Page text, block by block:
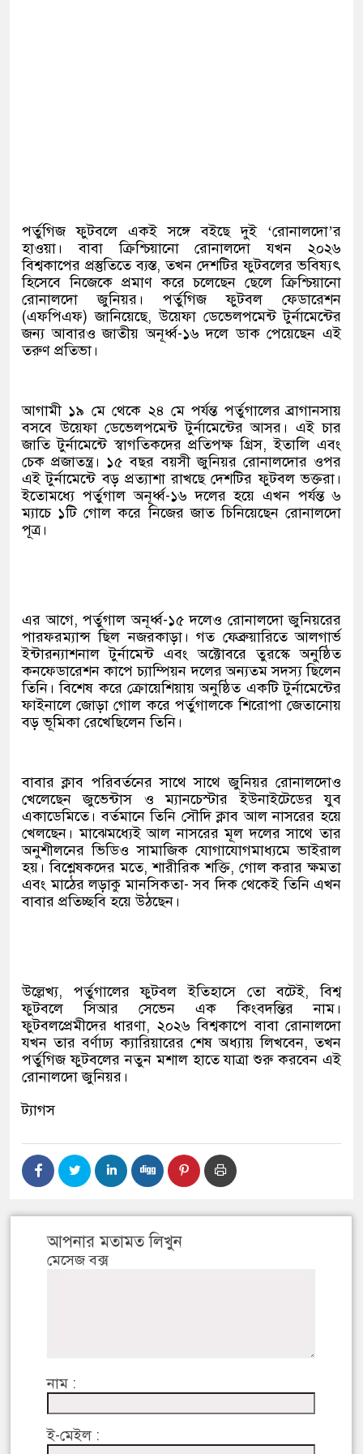
পর্তুগিজ ফুটবলে একই সঙ্গে বইছে দুই ‘রোনালদো’র
হাওয়া। বাবা ক্রিশ্চিয়ানো রোনালদো যখন ২০২৬
বিশ্বকাপের প্রস্তুতিতে ব্যস্ত, তখন দেশটির ফুটবলের ভবিষ্যৎ
হিসেবে নিজেকে প্রমাণ করে চলেছেন ছেলে ক্রিশ্চিয়ানো
রোনালদো জুনিয়র। পর্তুগিজ ফুটবল ফেডারেশন
(এফপিএফ) জানিয়েছে, উয়েফা ডেভেলপমেন্ট টুর্নামেন্টের
জন্য আবারও জাতীয় অনূর্ধ্ব-১৬ দলে ডাক পেয়েছেন এই
তরুণ প্রতিভা।
আগামী ১৯ মে থেকে ২৪ মে পর্যন্ত পর্তুগালের ব্রাগানসায়
বসবে উয়েফা ডেভেলপমেন্ট টুর্নামেন্টের আসর। এই চার
জাতি টুর্নামেন্টে স্বাগতিকদের প্রতিপক্ষ গ্রিস, ইতালি এবং
চেক প্রজাতন্ত্র। ১৫ বছর বয়সী জুনিয়র রোনালদোর ওপর
এই টুর্নামেন্টে বড় প্রত্যাশা রাখছে দেশটির ফুটবল ভক্তরা।
ইতোমধ্যে পর্তুগাল অনূর্ধ্ব-১৬ দলের হয়ে এখন পর্যন্ত ৬
ম্যাচে ১টি গোল করে নিজের জাত চিনিয়েছেন রোনালদো
পূত্র।
এর আগে, পর্তুগাল অনূর্ধ্ব-১৫ দলেও রোনালদো জুনিয়রের
পারফরম্যান্স ছিল নজরকাড়া। গত ফেব্রুয়ারিতে আলগার্ভ
ইন্টারন্যাশনাল টুর্নামেন্ট এবং অক্টোবরে তুরস্কে অনুষ্ঠিত
কনফেডারেশন কাপে চ্যাম্পিয়ন দলের অন্যতম সদস্য ছিলেন
তিনি। বিশেষ করে ক্রোয়েশিয়ায় অনুষ্ঠিত একটি টুর্নামেন্টের
ফাইনালে জোড়া গোল করে পর্তুগালকে শিরোপা জেতানোয়
বড় ভূমিকা রেখেছিলেন তিনি।
বাবার ক্লাব পরিবর্তনের সাথে সাথে জুনিয়র রোনালদোও
খেলেছেন জুভেন্টাস ও ম্যানচেস্টার ইউনাইটেডের যুব
একাডেমিতে। বর্তমানে তিনি সৌদি ক্লাব আল নাসরের হয়ে
খেলছেন। মাঝেমধ্যেই আল নাসরের মূল দলের সাথে তার
অনুশীলনের ভিডিও সামাজিক যোগাযোগমাধ্যমে ভাইরাল
হয়। বিশ্লেষকদের মতে, শারীরিক শক্তি, গোল করার ক্ষমতা
এবং মাঠের লড়াকু মানসিকতা- সব দিক থেকেই তিনি এখন
বাবার প্রতিচ্ছবি হয়ে উঠছেন।
উল্লেখ্য, পর্তুগালের ফুটবল ইতিহাসে তো বটেই, বিশ্ব
ফুটবলে সিআর সেভেন এক কিংবদন্তির নাম।
ফুটবলপ্রেমীদের ধারণা, ২০২৬ বিশ্বকাপে বাবা রোনালদো
যখন তার বর্ণাঢ্য ক্যারিয়ারের শেষ অধ্যায় লিখবেন, তখন
পর্তুগিজ ফুটবলের নতুন মশাল হাতে যাত্রা শুরু করবেন এই
রোনালদো জুনিয়র।
ট্যাগস
আপনার মতামত লিখুন
মেসেজ বক্স
নাম :
ই-মেইল :